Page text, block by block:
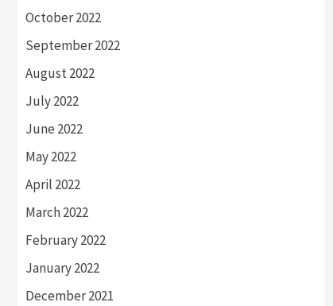
October 2022
September 2022
August 2022
July 2022
June 2022
May 2022
April 2022
March 2022
February 2022
January 2022
December 2021